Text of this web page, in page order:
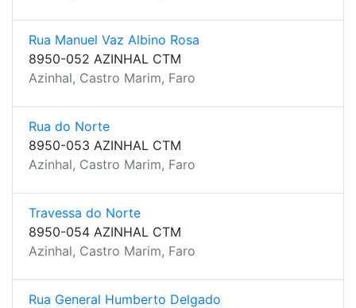
Rua Manuel Vaz Albino Rosa
8950-052 AZINHAL CTM
Azinhal, Castro Marim, Faro
Rua do Norte
8950-053 AZINHAL CTM
Azinhal, Castro Marim, Faro
Travessa do Norte
8950-054 AZINHAL CTM
Azinhal, Castro Marim, Faro
Rua General Humberto Delgado